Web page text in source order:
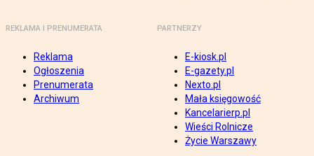
REKLAMA I PRENUMERATA
Reklama
Ogłoszenia
Prenumerata
Archiwum
PARTNERZY
E-kiosk.pl
E-gazety.pl
Nexto.pl
Mała księgowość
Kancelarierp.pl
Wieści Rolnicze
Życie Warszawy